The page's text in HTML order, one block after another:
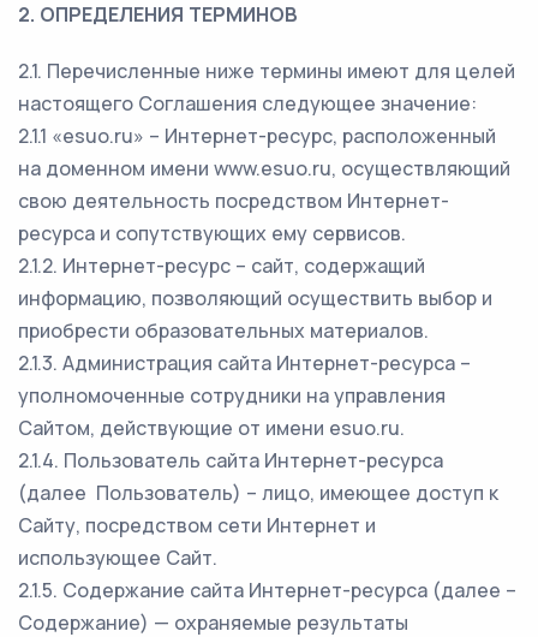
2. ОПРЕДЕЛЕНИЯ ТЕРМИНОВ
2.1. Перечисленные ниже термины имеют для целей
настоящего Соглашения следующее значение:
2.1.1 «esuo.ru» – Интернет-ресурс, расположенный
на доменном имени www.esuo.ru, осуществляющий
свою деятельность посредством Интернет-
ресурса и сопутствующих ему сервисов.
2.1.2. Интернет-ресурс – сайт, содержащий
информацию, позволяющий осуществить выбор и
приобрести образовательных материалов.
2.1.3. Администрация сайта Интернет-ресурса –
уполномоченные сотрудники на управления
Сайтом, действующие от имени esuo.ru.
2.1.4. Пользователь сайта Интернет-ресурса
(далее Пользователь) – лицо, имеющее доступ к
Сайту, посредством сети Интернет и
использующее Сайт.
2.1.5. Содержание сайта Интернет-ресурса (далее –
Содержание) — охраняемые результаты